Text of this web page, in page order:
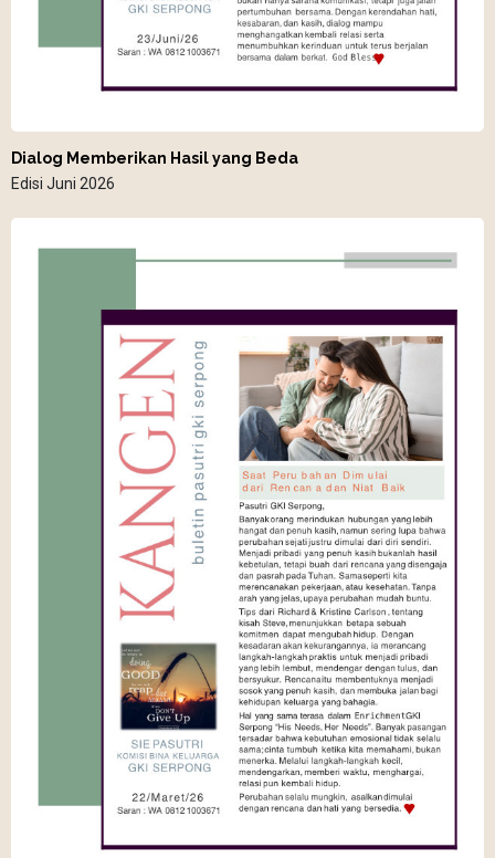
Dialog Memberikan Hasil yang Beda
Edisi Juni 2026